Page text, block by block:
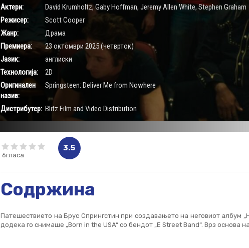
Актери: David Krumholtz,Gaby Hoffman, Jeremy Allen White,Stephen Graham
Режисер:
Scott Cooper
Жанр:
Драма
Премиера:
23 октомври 2025 (четврток)
Јазик:
англиски
Технологија:
2D
Оригинален
назив:
Springsteen: Deliver Me from Nowhere
Дистрибутер: Blitz Film and Video Distribution
6гласа
3.5
Содржина
Патешествието на Брус Спрингстин при создавањето на неговиот албум
додека го снимаше „Born in the USA“ со бендот „E Street Band“. Врз основа